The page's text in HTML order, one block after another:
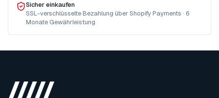
Sicher einkaufen
SSL-verschlüsselte Bezahlung über Shopify Payments · 6
Monate Gewährleistung